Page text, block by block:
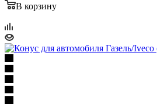
В корзину